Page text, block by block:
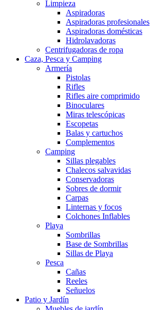
Limpieza
Aspiradoras
Aspiradoras profesionales
Aspiradoras domésticas
Hidrolavadoras
Centrifugadoras de ropa
Caza, Pesca y Camping
Armería
Pistolas
Rifles
Rifles aire comprimido
Binoculares
Miras telescópicas
Escopetas
Balas y cartuchos
Complementos
Camping
Sillas plegables
Chalecos salvavidas
Conservadoras
Sobres de dormir
Carpas
Linternas y focos
Colchones Inflables
Playa
Sombrillas
Base de Sombrillas
Sillas de Playa
Pesca
Cañas
Reeles
Señuelos
Patio y Jardín